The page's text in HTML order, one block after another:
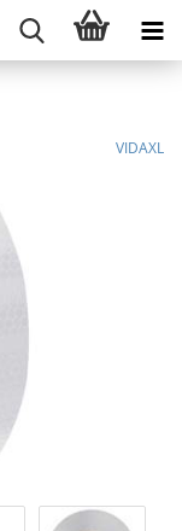
VIDAXL